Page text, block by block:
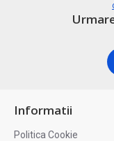
Informatii
Politica Cookie